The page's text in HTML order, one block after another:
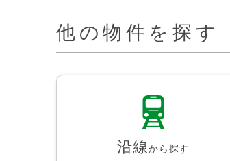
他の物件を探す
沿線から探す